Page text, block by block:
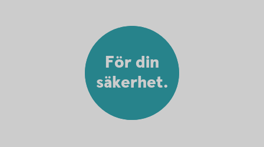
För din
säkerhet.